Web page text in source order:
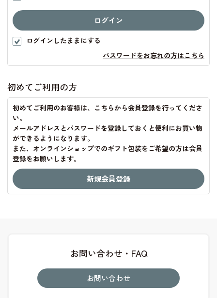
ログインしたままにする
パスワードをお忘れの方はこちら
初めてご利用の方
初めてご利用のお客様は、こちらから会員登録を行ってくださ
い。
メールアドレスとパスワードを登録しておくと便利にお買い物
ができるようになります。
また、オンラインショップでのギフト包装をご希望の方は会員
登録をお願いします。
お問い合わせ・FAQ
お問い合わせ